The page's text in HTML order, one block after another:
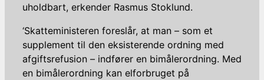
uholdbart, erkender Rasmus Stoklund.
‘Skatteministeren foreslår, at man – som et
supplement til den eksisterende ordning med
afgiftsrefusion – indfører en bimålerordning. Med
en bimålerordning kan elforbruget på